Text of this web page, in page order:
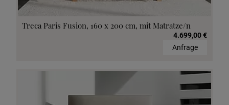
Treca Paris Fusion, 160 x 200 cm, mit Matratze/n
4.699,00 €
Anfrage